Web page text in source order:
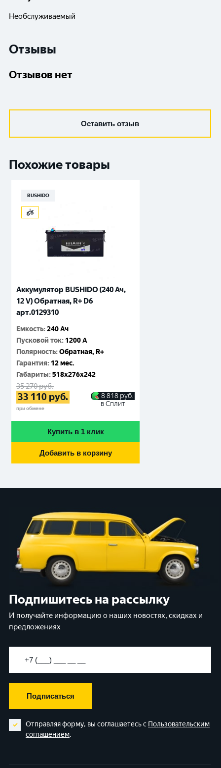
Необслуживаемый
Отзывы
Отзывов нет
Оставить отзыв
Похожие товары
BUSHIDO
Аккумулятор BUSHIDO (240 Ач,
12 V) Обратная, R+ D6
арт.0129310
Емкость:240 Ач
Пусковой ток: 1200 A
Полярность:Обратная, R+
Гарантия: 12 мес.
Габариты:518x276x242
35 270руб.
33 110 руб.
при обмене
8 818 руб.
в Сплит
Купить в 1 клик
Добавить в корзину
Подпишитесь на рассылку
И получайте информацию о наших новостях, скидках и
предложениях
Подписаться
Отправляя форму, вы соглашаетесь с Пользовательским
соглашением.